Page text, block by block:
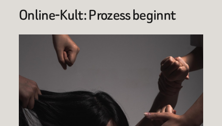
Online-Kult: Prozess beginnt